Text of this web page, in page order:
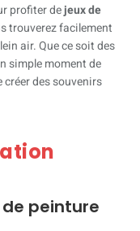
profiter dejeux de
trouverez facilement
air. Que ce soit des
simple moment de
créer des souvenirs
peinture